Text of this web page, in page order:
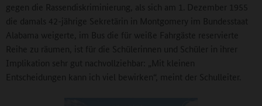
gegen die Rassendiskriminierung, als sich am 1. Dezember 1955
die damals 42-jährige Sekretärin in Montgomery im Bundesstaat
Alabama weigerte, im Bus die für weiße Fahrgäste reservierte
Reihe zu räumen, ist für die Schülerinnen und Schüler in ihrer
Implikation sehr gut nachvollziehbar: „Mit kleinen
Entscheidungen kann ich viel bewirken“, meint der Schulleiter.